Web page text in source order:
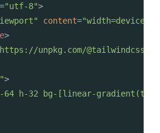
="utf-8">
content="width=device-
>
unpkg.com/@tailwindcss/
>
64 h-32 bg-[linear-